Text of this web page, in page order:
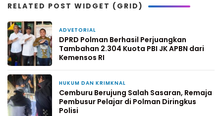
RELATED POST WIDGET (GRID)
ADVETORIAL
DPRD Polman Berhasil Perjuangkan
Tambahan 2.304 Kuota PBI JK APBN dari
Kemensos RI
HUKUM DAN KRIMKNAL
Cemburu Berujung Salah Sasaran, Remaja
Pembusur Pelajar di Polman Diringkus
Polisi